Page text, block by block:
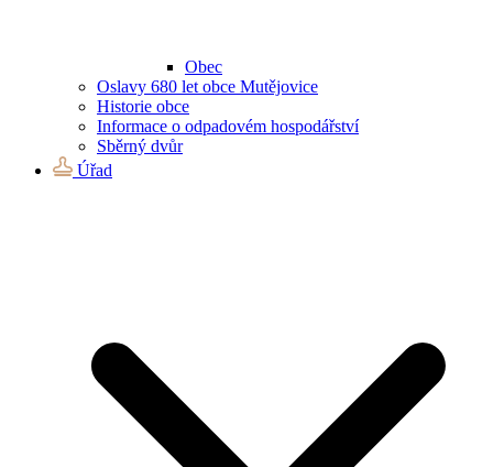
Obec
Oslavy 680 let obce Mutějovice
Historie obce
Informace o odpadovém hospodářství
Sběrný dvůr
Úřad